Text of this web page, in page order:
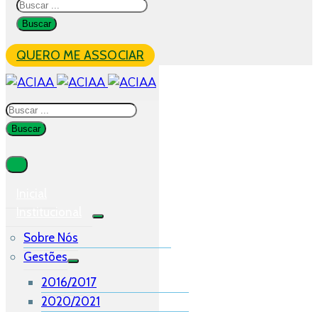
QUERO ME ASSOCIAR
Sobre Nós
Gestões
2016/2017
2020/2021